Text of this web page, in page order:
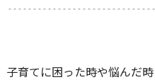
子育てに困った時や悩んだ